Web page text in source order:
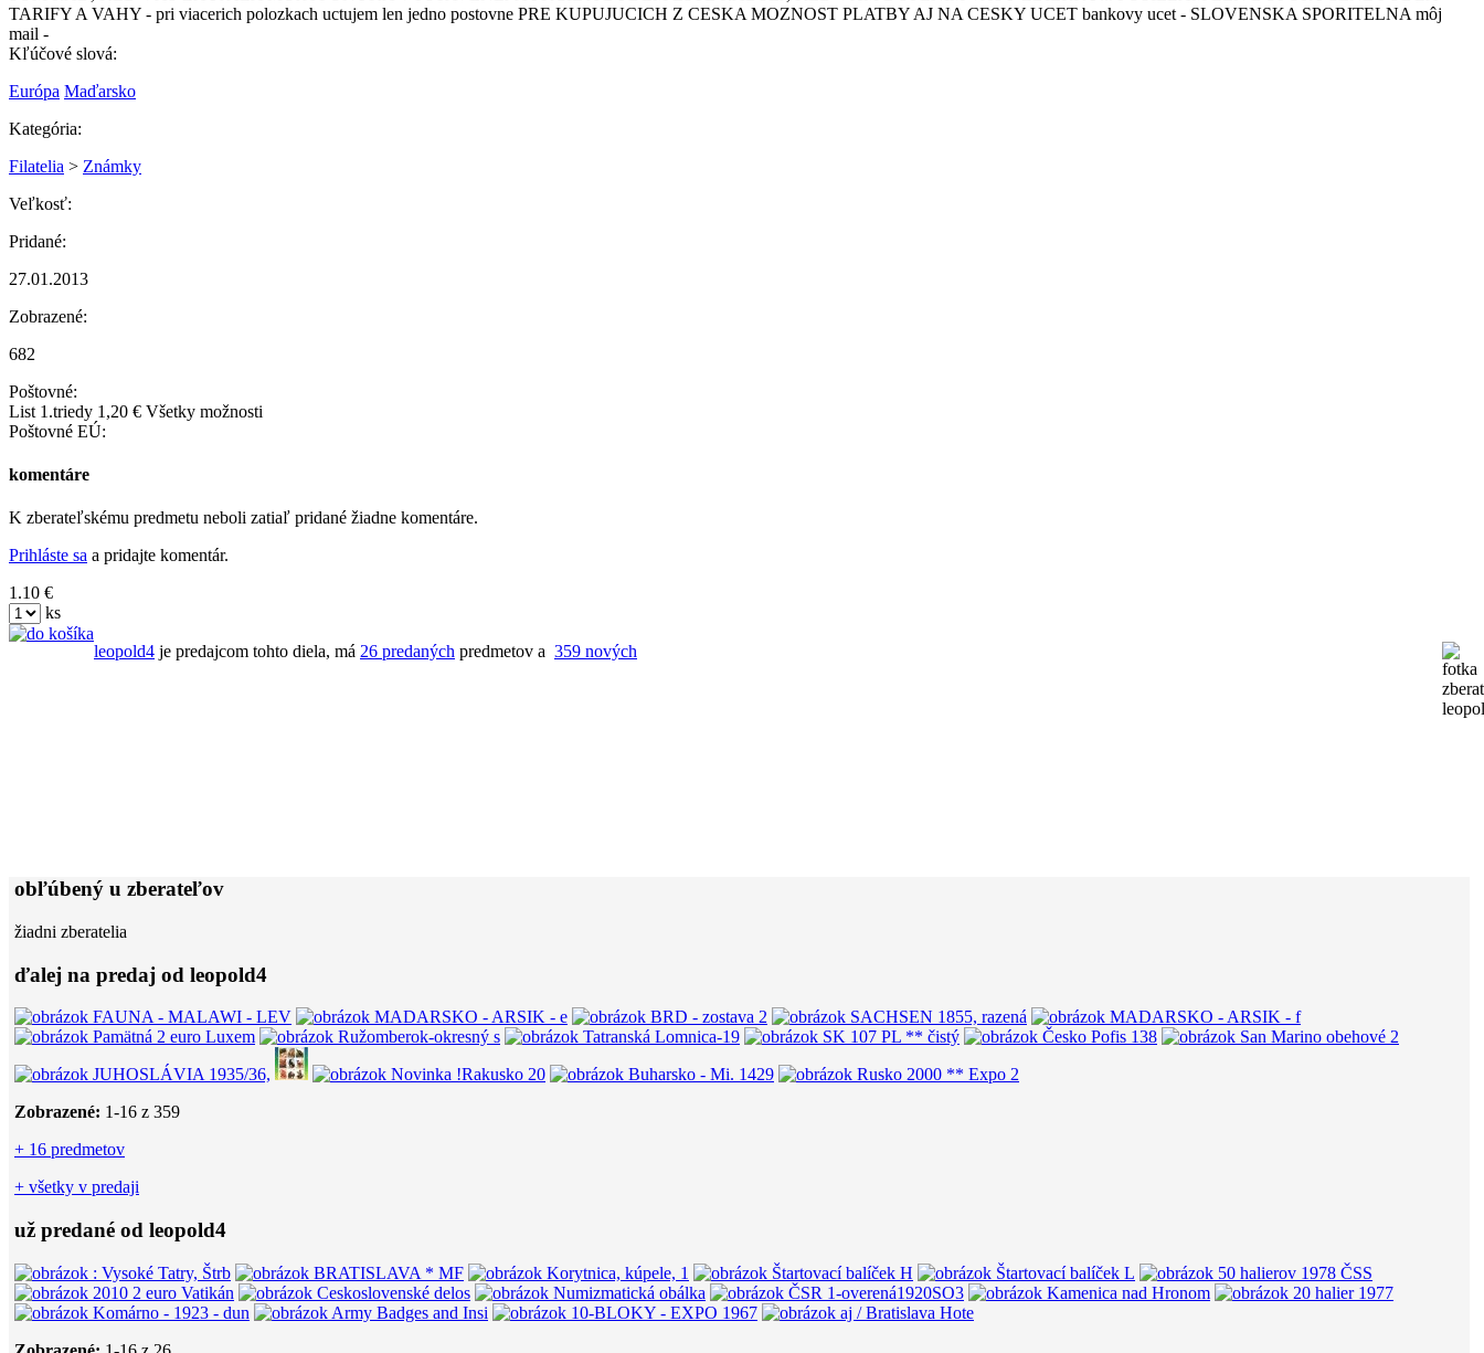
TARIFY A VAHY - pri viacerich polozkach uctujem len jedno postovne PRE KUPUJUCICH Z CESKA MOZNOST PLATBY AJ NA CESKY UCET bankovy ucet - SLOVENSKA SPORITELNA môj
mail -
Kľúčové slová:
Európa Maďarsko
Kategória:
Filatelia > Známky
Veľkosť:
Pridané:
27.01.2013
Zobrazené:
682
Poštovné:
List 1.triedy 1,20 € Všetky možnosti
Poštovné EÚ:
komentáre
K zberateľskému predmetu neboli zatiaľ pridané žiadne komentáre.
Prihláste sa a pridajte komentár.
1.10 €
ks
leopold4 je predajcom tohto diela, má 26 predaných predmetov a 359 nových
obľúbený u zberateľov
žiadni zberatelia
ďalej na predaj od leopold4
Zobrazené: 1-16 z 359
+ 16 predmetov
+ všetky v predaji
už predané od leopold4